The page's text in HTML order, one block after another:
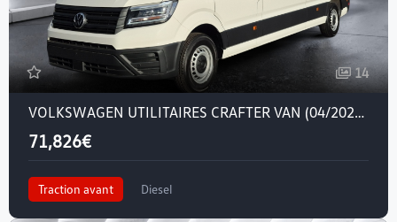
14
VOLKSWAGEN UTILITAIRES CRAFTER VAN (04/2024) — CRAFTER VAN 35 L4H3 2.0 TDI 177 CH BVA8
71,826€
Traction avant Diesel